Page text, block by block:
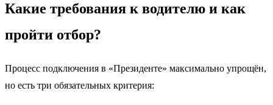
Какие требования к водителю и как
пройти отбор?
Процесс подключения в «Президенте» максимально упрощён,
но есть три обязательных критерия: